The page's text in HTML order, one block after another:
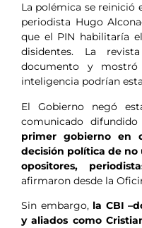
La polémica se reinició
periodista Hugo
que el PIN habilitaría
disidentes. La
documento y
inteligencia podrían
El Gobierno negó
comunicado
primer gobierno en
decisión política de no
opositores,
afirmaron desde la
Sin embargo,la CBI
y aliados como